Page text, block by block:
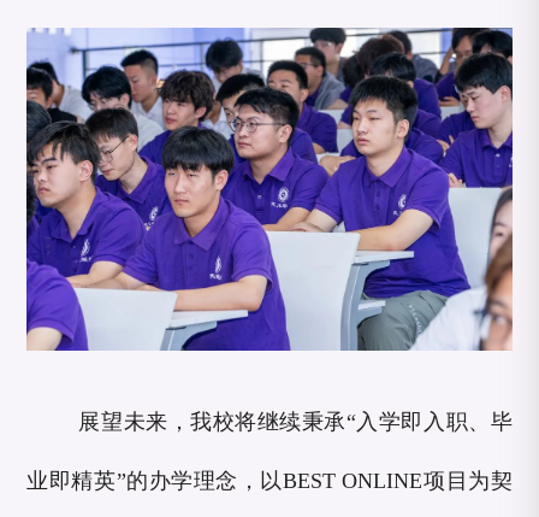
展望未来，我校将继续秉承“入学即入职、毕
业即精英”的办学理念，以BEST ONLINE项目为契